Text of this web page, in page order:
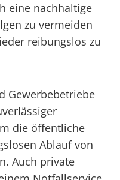
eine nachhaltige
zu vermeiden
reibungslos zu
Gewerbebetriebe
die öffentliche
Ablauf von
Auch private